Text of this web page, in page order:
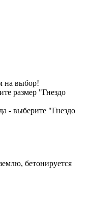
на выбор!
размер "Гнездо
- выберите "Гнездо
бетонируется